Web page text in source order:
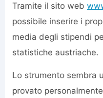
Tramite il sito web
possibile inserire i
media degli stipendi
statistiche austriache.
Lo strumento sembra
provato personalmente